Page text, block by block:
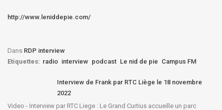
http://www.leniddepie.com/
Dans RDP interview
Etiquettes: radio interview podcast Le nid de pie Campus FM
Interview de Frank par RTC Liège le 18 novembre
2022
Video - Interview par RTC Liege : Le Grand Curtius accueille un parc